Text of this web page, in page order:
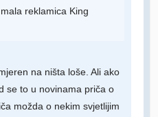
reklamica King
na ništa loše. Ali ako
se to u novinama priča o
možda o nekim svjetlijim